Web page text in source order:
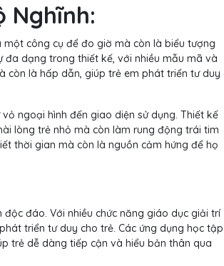
Nghĩnh:
một công cụ để đo giờ mà còn là biểu tượng
đa dạng trong thiết kế, với nhiều mẫu mã và
còn là hấp dẫn, giúp trẻ em phát triển tư duy
ngoại hình đến giao diện sử dụng. Thiết kế
lòng trẻ nhỏ mà còn làm rung động trái tim
thời gian mà còn là nguồn cảm hứng để họ
đáo. Với nhiều chức năng giáo dục giải trí
triển tư duy cho trẻ. Các ứng dụng học tập
trẻ dễ dàng tiếp cận và hiểu bản thân qua